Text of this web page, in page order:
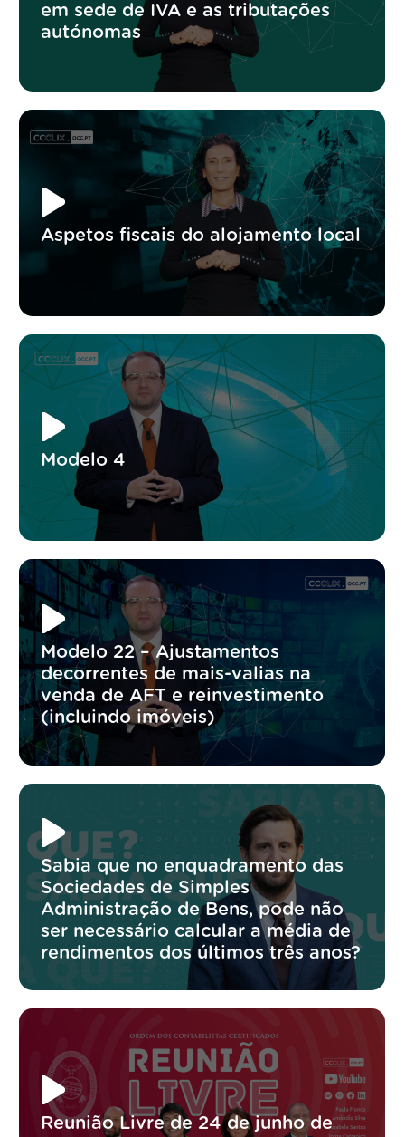
em sede de IVA e as tributações
autónomas
Aspetos fiscais do alojamento local
Modelo 4
Modelo 22 – Ajustamentos
decorrentes de mais-valias na
venda de AFT e reinvestimento
(incluindo imóveis)
Sabia que no enquadramento das
Sociedades de Simples
Administração de Bens, pode não
ser necessário calcular a média de
rendimentos dos últimos três anos?
Reunião Livre de 24 de junho de